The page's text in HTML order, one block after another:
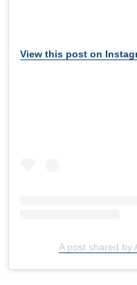
View this post on
A post shared by